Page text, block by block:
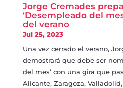
Jorge Cremades
‘Desempleado del
del verano
Jul 25, 2023
Una vez cerrado el verano,
demostrará que debe ser
del mes’ con una gira que
Alicante, Zaragoza,